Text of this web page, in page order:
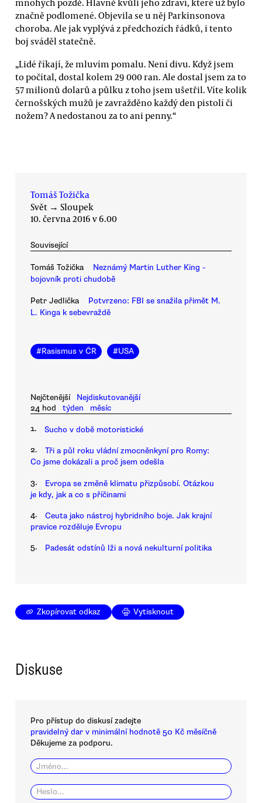
značně podlomené. Objevila se u něj Parkinsonova
choroba. Ale jak vyplývá z předchozích řádků, i tento
boj sváděl statečně.
„Lidé říkají, že mluvím pomalu. Není divu. Když jsem
to počítal, dostal kolem 29 000 ran. Ale dostal jsem za to
57 milionů dolarů a půlku z toho jsem ušetřil. Víte kolik
černošských mužů je zavražděno každý den pistolí či
nožem? A nedostanou za to ani penny.“
Tomáš Tožička
Svět → Sloupek
10. června 2016 v 6.00
Související
Tomáš Tožička
Neznámý Martin Luther King -
bojovník proti chudobě
Petr Jedlička
Potvrzeno: FBI se snažila přimět M.
L. Kinga k sebevraždě
#Rasismus v ČR #USA
Nejčtenější
Nejdiskutovanější
24 hod
týden měsíc
1. Sucho v době motoristické
2.
Tři a půl roku vládní zmocněnkyní pro Romy:
Co jsme dokázali a proč jsem odešla
3.
Evropa se změně klimatu přizpůsobí. Otázkou
je kdy, jak a co s příčinami
4.
Ceuta jako nástroj hybridního boje. Jak krajní
pravice rozděluje Evropu
5. Padesát odstínů lži a nová nekulturní politika
Zkopírovat odkaz Vytisknout
Diskuse
Pro přístup do diskusí zadejte
pravidelný dar v minimální hodnotě 50 Kč měsíčně
Děkujeme za podporu.